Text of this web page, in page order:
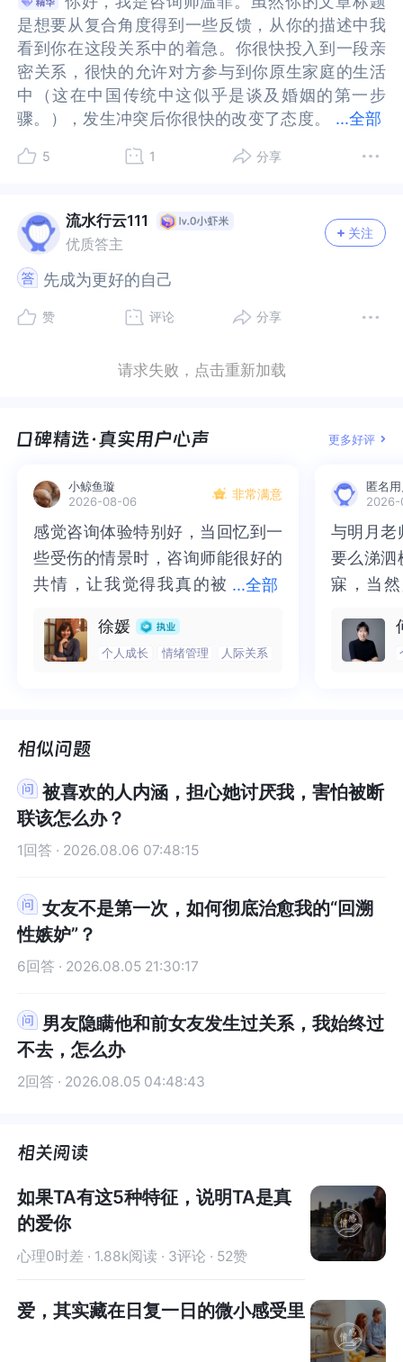
来你在关系中的安全感。你和对方在现实生活中也
有着蛮大的差异，一种热烈的不平衡。你为什么会
选择这样的一个人，火速的和他开展一段关系，是
值得你自己认真思考的。他的离异不仅仅带着他的
创伤，更多的，也带着你体验自己的方式。你们似
乎正在用自己的残缺来共同铸就一段看起来美好的
感情。但关系里的疲惫是掩饰不了的，过去的模式
还是会重现在你们现在的生活里。给自己一个机会
侣咨询可能对你们来说会是更合适的选择。
来你在关系中的安全感。你和对方在现实生活中也
有着蛮大的差异，一种热烈的不平衡。你为什么会
选择这样的一个人，火速的和他开展一段关系，是
值得你自己认真思考的。他的离异不仅仅带着他的
创伤，更多的，也带着你体验自己的方式。你们似
乎正在用自己的残缺来共同铸就一段看起来美好的
感情。但关系里的疲惫是掩饰不了的，过去的模式
还是会重现在你们现在的生活里。给自己一个机会
侣咨询可能对你们来说会是更合适的选择。
...全部
是想要从复合角度得到一些反馈，从你的描述中我
看到你在这段关系中的着急。你很快投入到一段亲
密关系，很快的允许对方参与到你原生家庭的生活
中（这在中国传统中这似乎是谈及婚姻的第一步
骤。），发生冲突后你很快的改变了态度。
情况吗？还是只在这段关系中是这样的状态呢？如
中的状态就像是一个迫切想要被满足的婴儿，一下
子想要跟对方非常亲密甚至融合，幻想对方能涵容
自己的一切（尤其是情绪）。在这个状态下，对方
有可能如何回应呢？根据对方的心灵发展阶段，他
有可能被激活了内在渴望被照顾的需要从而化身为
母亲去照顾你，但很快会被消耗光，因为那些需求
他较为成熟，那他可能会在界线上对这种婴儿般的
还付出特别多精力和时间。假设他也是想要让这段
要构建这段关系呢？是否有想要构建婚姻家庭的动
关系呢？看起来他的态度很坚定，是什么让他这么
确定，这段关系不能再经营了呢？如果暂时放下挽
回的迫切心，你对这段感情从零开始，到现在又回
哪些感受，影响了你的态度的改变，又依赖他，又
愤怒到无法尊重他，又自我反省认错改变，在这些
是想要从复合角度得到一些反馈，从你的描述中我
看到你在这段关系中的着急。你很快投入到一段亲
密关系，很快的允许对方参与到你原生家庭的生活
中（这在中国传统中这似乎是谈及婚姻的第一步
骤。），发生冲突后你很快的改变了态度。不知道
吗？还是只在这段关系中是这样的状态呢？如果这
状态就像是一个迫切想要被满足的婴儿，一下子想
要跟对方非常亲密甚至融合，幻想对方能涵容自己
的一切（尤其是情绪）。在这个状态下，对方有可
能如何回应呢？根据对方的心灵发展阶段，他有可
能被激活了内在渴望被照顾的需要从而化身为母亲
去照顾你，但很快会被消耗光，因为那些需求是“他
为成熟，那他可能会在界线上对这种婴儿般的依赖
出特别多精力和时间。假设他也是想要让这段关系
建这段关系呢？是否有想要构建婚姻家庭的动力
系呢？看起来他的态度很坚定，是什么让他这么确
定，这段关系不能再经营了呢？如果暂时放下挽回
的迫切心，你对这段感情从零开始，到现在又回归
些感受，影响了你的态度的改变，又依赖他，又愤
怒到无法尊重他，又自我反省认错改变，在这些过
5 1 分享
流水行云111
优质答主
关注
先成为更好的自己
先成为更好的自己
赞 评论 分享
请求失败，点击重新加载
更多好评
小鲸鱼璇
2026-08-06
非常满意
...全部
感觉咨询体验特别好，当回忆到一
些受伤的情景时，咨询师能很好的
共情，让我觉得我真的被
一部分未处理的情绪被注意到了，
而且当咨询师准确说出我当时的情
觉轻快了很多，感觉轻松了。很感
感觉咨询体验特别好，当回忆到一
些受伤的情景时，咨询师能很好的
共情，让我觉得我真的被抱住了。
处理的情绪被注意到了，而且当咨
询师准确说出我当时的情绪，我感
了很多，感觉轻松了。很感谢咨询
徐媛
个人成长 情绪管理 人际关系
匿名
2026-
与明月老
要么涕泗
寐，当
来，觉
再困于
与明月老
要么涕泗
寐，当然
不必再
梏，更
被喜欢的人内涵，担心她讨厌我，害怕被断
联该怎么办？
1回答 · 2026.08.06 07:48:15
女友不是第一次，如何彻底治愈我的“回溯
性嫉妒”？
6回答 · 2026.08.05 21:30:17
男友隐瞒他和前女友发生过关系，我始终过
不去，怎么办
2回答 · 2026.08.05 04:48:43
如果TA有这5种特征，说明TA是真
的爱你
心理0时差 · 1.88k阅读 · 3评论 · 52赞
爱，其实藏在日复一日的微小感受里